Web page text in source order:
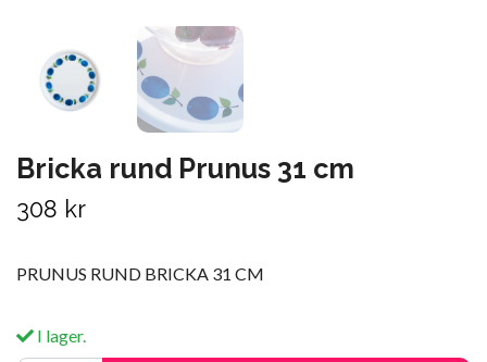
Bricka rund Prunus 31 cm
308 kr
PRUNUS RUND BRICKA 31 CM
I lager.